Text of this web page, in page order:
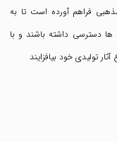
فراهم آورده است تا به
ها دسترسی داشته باشند و با
تولیدی خود بیافزایند